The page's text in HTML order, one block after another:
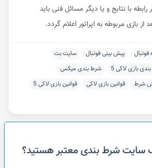
با نتایج و یا دیگر مسائل فنی باید
پیش بینی فوتبال
سایت بت
بازی لاکی 5
شرط بندی میکس
شرط قوانین بازی لاکی
قوانین بازی لاکی 5
سایت شرط بندی معتبر هستید؟